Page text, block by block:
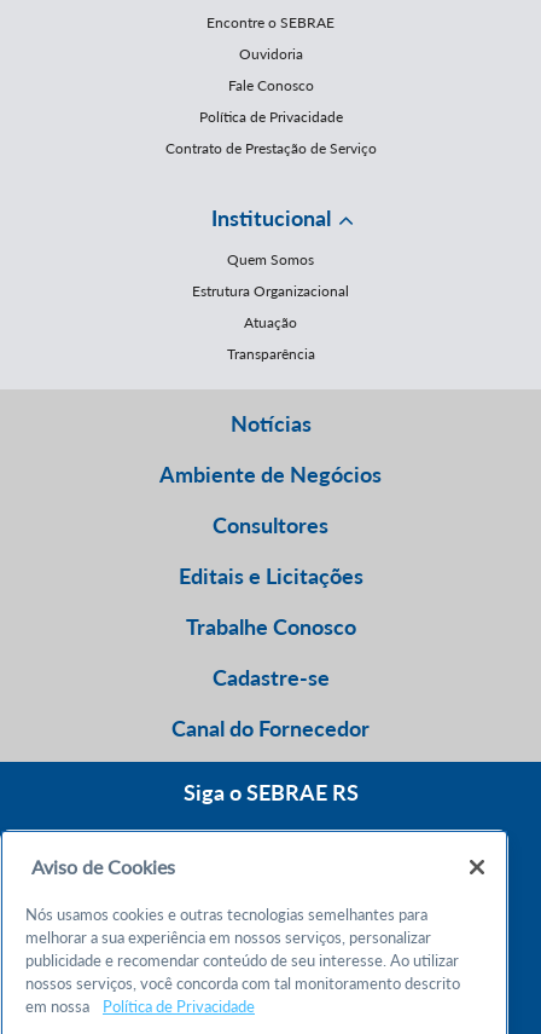
Encontre o SEBRAE
Ouvidoria
Fale Conosco
Política de Privacidade
Contrato de Prestação de Serviço
Institucional
Quem Somos
Estrutura Organizacional
Atuação
Transparência
Notícias
Ambiente de Negócios
Consultores
Editais e Licitações
Trabalhe Conosco
Cadastre-se
Canal do Fornecedor
Siga o SEBRAE RS
Atendimento 24h
Chame no WhatsApp
Aviso de Cookies
Nós usamos cookies e outras tecnologias semelhantes para
melhorar a sua experiência em nossos serviços, personalizar
publicidade e recomendar conteúdo de seu interesse. Ao utilizar
nossos serviços, você concorda com tal monitoramento descrito
em nossa
Política de Privacidade